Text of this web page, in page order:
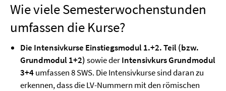
Wie viele Semesterwochenstunden
umfassen die Kurse?
Die Intensivkurse Einstiegsmodul 1.+2. Teil (bzw.
Grundmodul 1+2)sowie derIntensivkurs Grundmodul
3+4umfassen 8 SWS. Die Intensivkurse sind daran zu
erkennen, dass die LV-Nummern mit den römischen